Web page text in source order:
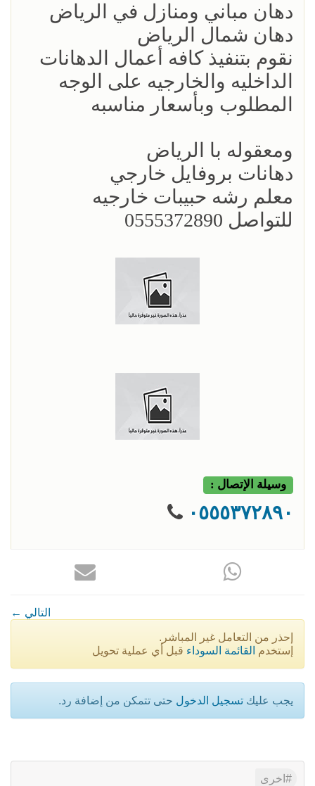
دهان مباني ومنازل في الرياض
دهان شمال الرياض
نقوم بتنفيذ كافه أعمال الدهانات
الداخليه والخارجيه على الوجه
المطلوب وبأسعار مناسبه
ومعقوله با الرياض
دهانات بروفايل خارجي
معلم رشه حبيبات خارجيه
للتواصل 0555372890
وسيلة الإتصال :
٠٥٥٥٣٧٢٨٩٠
← التالي
إحذر من التعامل غير المباشر.
إستخدم القائمة السوداء قبل أي عملية تحويل
يجب عليك تسجيل الدخول حتى تتمكن من إضافة رد.
اخرى